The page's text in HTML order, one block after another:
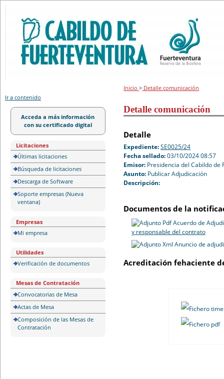
Ir a contenido
Acceda a más información
con su certificado digital
Licitaciones
Últimas licitaciones
Búsqueda de licitaciones
Descarga de Software
Soporte empresas (Nueva
ventana)
Empresas
Mi empresa
Utilidades
Verificación de documentos
Mesas de Contratación
Convocatorias de Mesa
Actas de Mesa
Composición de las Mesas de
Contratación
Inicio> Detalle comunicación
Detalle comunicación
Detalle
Expediente:SE0025/24
Fecha sellado:03/10/2024 08:57
Emisor: Presidencia del Cabildo de
Asunto: Publicar Adjudicación
Descripción:
Documentos de la
Acuerdo de
y responsable del contrato
Anuncio de
Acreditación fehaciente